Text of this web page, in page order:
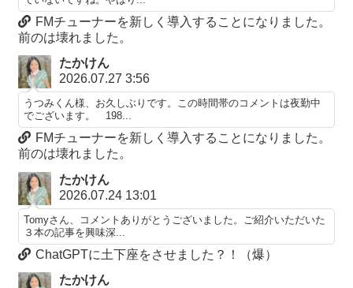
FMチューナーを新しく導入することになりました。
前のは壊れました。
たかけん
2026.07.27 3:56
うつみくん様、お久しぶりです。この時間帯のコメントは夜勤中
でございます。 198...
FMチューナーを新しく導入することになりました。
前のは壊れました。
たかけん
2026.07.24 13:01
Tomyさん、コメントありがとうございました。ご紹介いただいた
３本の記事を興味深...
ChatGPTに土下座をさせました？！（爆）
たかけん